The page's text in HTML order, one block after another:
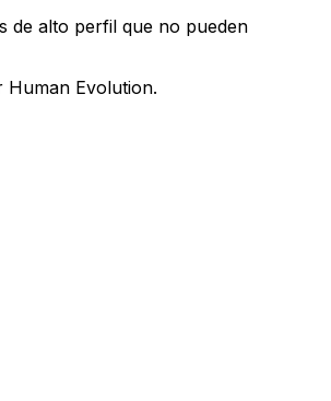
de alto perfil que no pueden
Evolution.